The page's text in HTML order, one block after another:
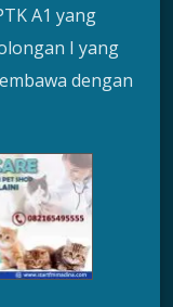
A1 yang
I yang
dengan